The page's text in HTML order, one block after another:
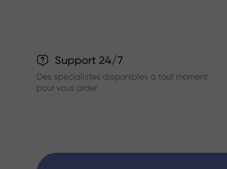
Support 24/7
Des spécialistes disponibles à tout moment
pour vous aider